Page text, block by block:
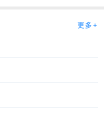
，爱闲聊的人从此夜晚
。陌聊功能支持匿名聊
式结识新朋友，享受轻
己的喜好选择最合适
更多+